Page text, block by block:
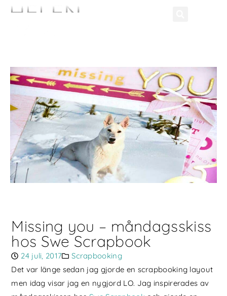
Missing you – måndagsskiss
hos Swe Scrapbook
24 juli, 2017
Scrapbooking
Det var länge sedan jag gjorde en scrapbooking layout
men idag visar jag en nygjord LO. Jag inspirerades av